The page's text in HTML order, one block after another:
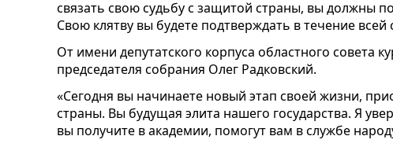
связать свою судьбу с защитой страны, вы должны
Свою клятву вы будете подтверждать в течение всей
От имени депутатского корпуса областного совета
председателя собрания Олег Радковский.
«Сегодня вы начинаете новый этап своей жизни,
страны. Вы будущая элита нашего государства. Я
вы получите в академии, помогут вам в службе